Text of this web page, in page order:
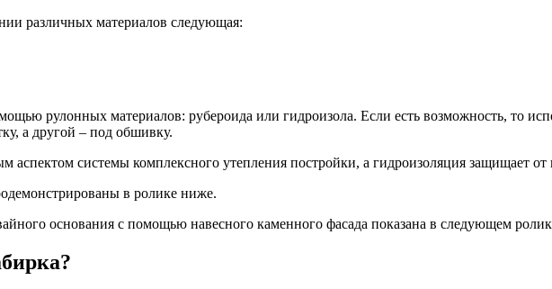
различных материалов следующая:
рулонных материалов: рубероида или гидроизола. Если есть возможность, то
а другой – под обшивку.
аспектом системы комплексного утепления постройки, а гидроизоляция защищает
в ролике ниже.
основания с помощью навесного каменного фасада показана в следующем